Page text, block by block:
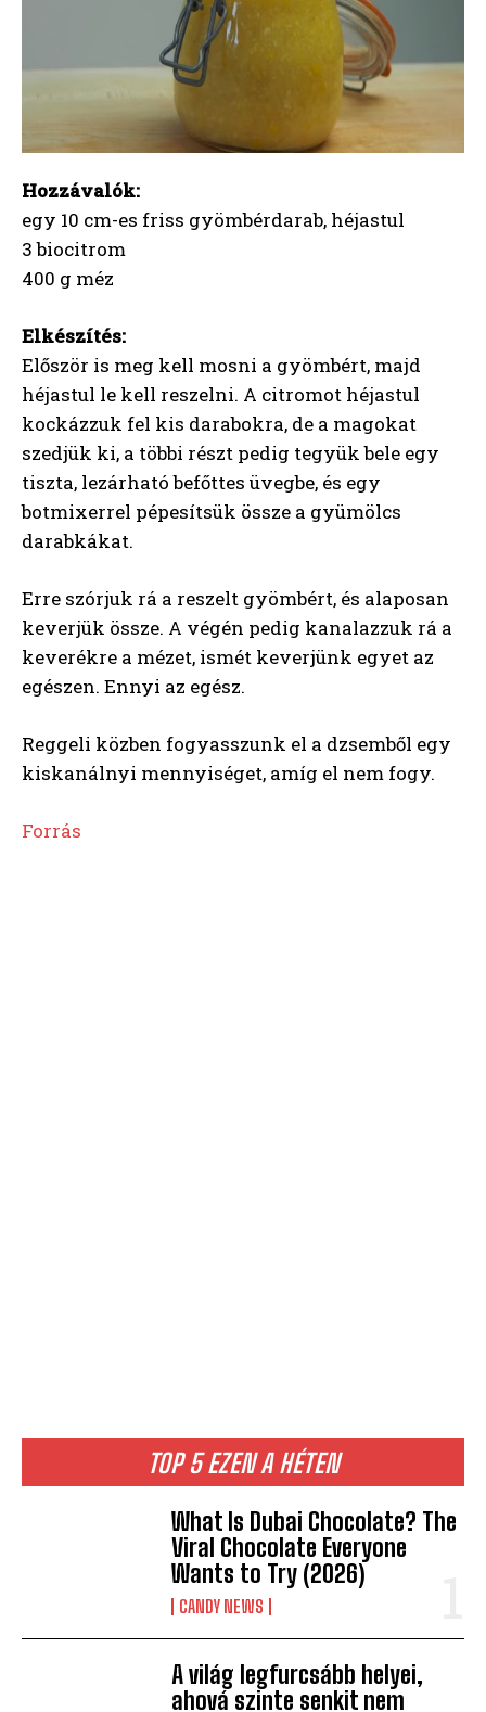
TOP 5 EZEN A HÉTEN
What Is Dubai Chocolate? The
Viral Chocolate Everyone
Wants to Try (2026)
CANDY NEWS
A világ legfurcsább helyei,
ahová szinte senkit nem
Hozzávalók:
egy 10 cm-es friss gyömbérdarab, héjastul
3 biocitrom
400 g méz
Elkészítés:
Először is meg kell mosni a gyömbért, majd
héjastul le kell reszelni. A citromot héjastul
kockázzuk fel kis darabokra, de a magokat
szedjük ki, a többi részt pedig tegyük bele egy
tiszta, lezárható befőttes üvegbe, és egy
botmixerrel pépesítsük össze a gyümölcs
darabkákat.
Erre szórjuk rá a reszelt gyömbért, és alaposan
keverjük össze. A végén pedig kanalazzuk rá a
keverékre a mézet, ismét keverjünk egyet az
egészen. Ennyi az egész.
Reggeli közben fogyasszunk el a dzsemből egy
kiskanálnyi mennyiséget, amíg el nem fogy.
Forrás